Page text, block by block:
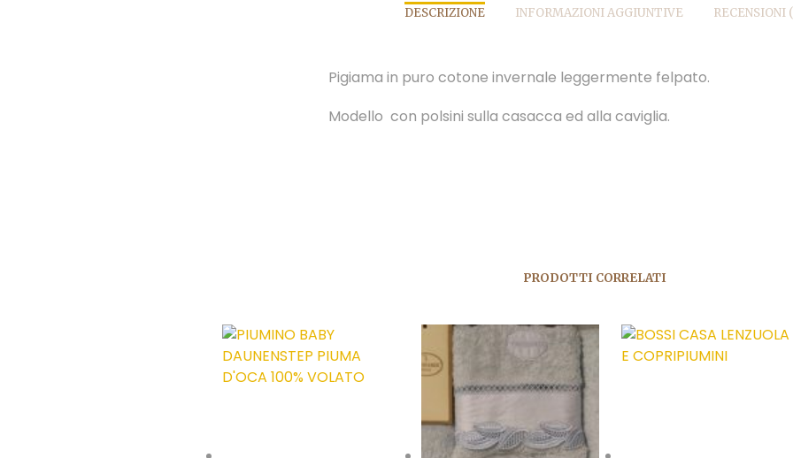
DESCRIZIONE INFORMAZIONI AGGIUNTIVE RECENSIONI
Pigiama in puro cotone invernale leggermente felpato.
Modello con polsini sulla casacca ed alla caviglia.
PRODOTTI CORRELATI